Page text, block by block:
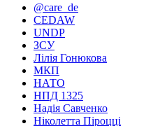
@care_de
CEDAW
UNDP
ЗСУ
Лілія Гонюкова
МКП
НАТО
НПД 1325
Надія Савченко
Ніколетта Піроцці